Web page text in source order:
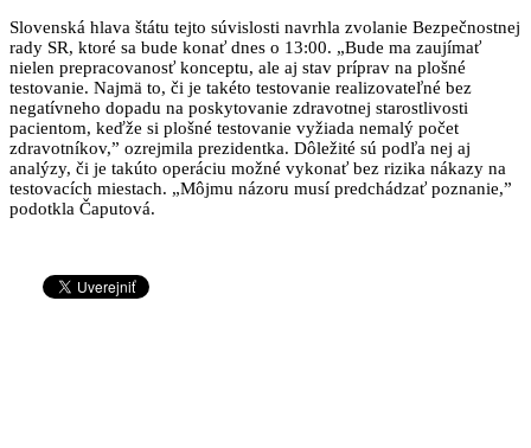
Slovenská hlava štátu tejto súvislosti navrhla zvolanie Bezpečnostnej
rady SR, ktoré sa bude konať dnes o 13:00. „Bude ma zaujímať
nielen prepracovanosť konceptu, ale aj stav príprav na plošné
testovanie. Najmä to, či je takéto testovanie realizovateľné bez
negatívneho dopadu na poskytovanie zdravotnej starostlivosti
pacientom, keďže si plošné testovanie vyžiada nemalý počet
zdravotníkov,” ozrejmila prezidentka. Dôležité sú podľa nej aj
analýzy, či je takúto operáciu možné vykonať bez rizika nákazy na
testovacích miestach. „Môjmu názoru musí predchádzať poznanie,”
podotkla Čaputová.